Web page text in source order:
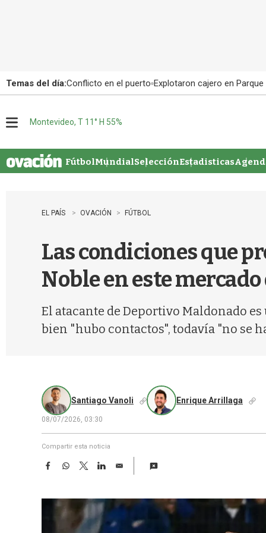
Temas del día:Conflicto en el puerto Explotaron cajero en
u
Montevideo, T 11° H 55%
FútbolMundialSelecciónEstadisticas
EL PAÍS OVACIÓN FÚTBOL
Las condiciones que
Noble en este mercado
El atacante de Deportivo Maldonado
bien "hubo contactos", todavía "no se
Santiago Vanoli Enrique Arrillaga
08/07/2026, 03:30
Compartir esta noticia
F
e
W
t
s
T
w
t
t
e
L
k
e
d
E
i
l